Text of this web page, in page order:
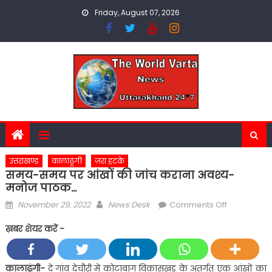
Friday, August 07, 2026
उत्तराखण्ड कालाढूंगी ज़रा हटके
समय-समय पर आंखों की जांच कराना अवश्य-
मनोज पाठक…
Posted
November 29, 2022 Author
News Desk Comments Offon
पर
आंखों
ख़बर शेयर करें -
कालाढूंगी-दे गांव देचौरी में कोटाबाग विकासखंड के अंतर्गत एक आंखों का